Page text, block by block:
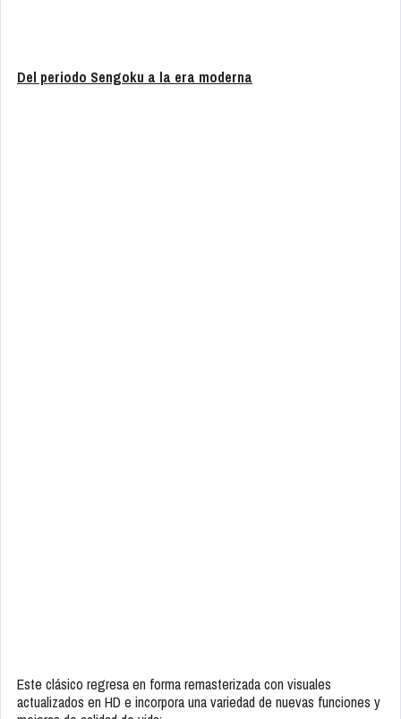
Del periodo Sengoku a la era moderna
Este clásico regresa en forma remasterizada con visuales
actualizados en HD e incorpora una variedad de nuevas funciones y